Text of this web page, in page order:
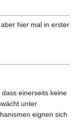
hier mal in erster
einerseits keine
unter
eignen sich